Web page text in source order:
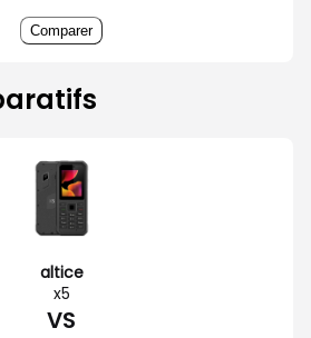
Comparer
altice
x5
VS